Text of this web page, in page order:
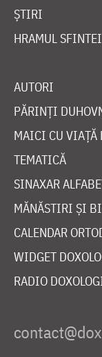
ȘTIRI
HRAMUL
AUTORI
PĂRINȚI
MAICI CU VIAȚĂ
TEMATICĂ
SINAXAR
MĂNĂSTIRI ȘI
CALENDAR
WIDGET
RADIO